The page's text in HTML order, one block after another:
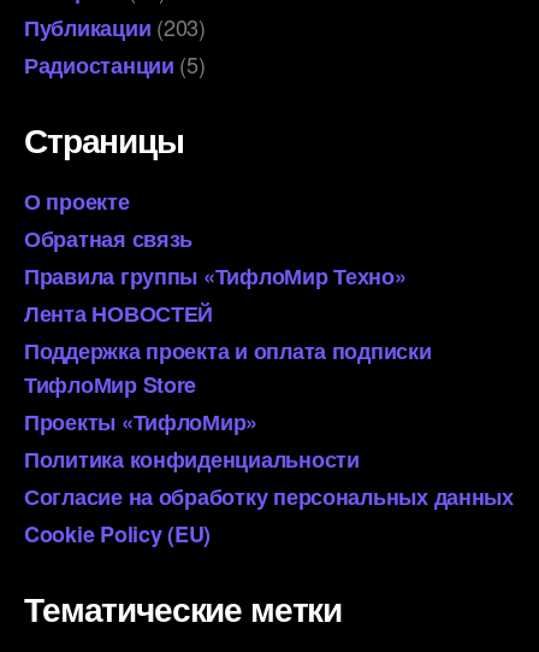
Публикации (203)
Радиостанции (5)
Страницы
О проекте
Обратная связь
Правила группы «ТифлоМир Техно»
Лента НОВОСТЕЙ
Поддержка проекта и оплата подписки
ТифлоМир Store
Проекты «ТифлоМир»
Политика конфиденциальности
Согласие на обработку персональных данных
Cookie Policy (EU)
Тематические метки